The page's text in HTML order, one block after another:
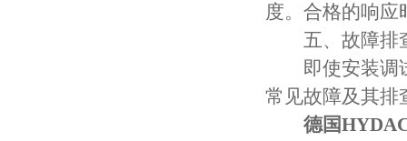
度。合格的响应
五、故障排
即使安装调试
常见故障及其排
德国